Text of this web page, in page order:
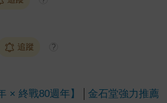
追蹤 ?
× 終戰80週年】 金石堂強力推薦